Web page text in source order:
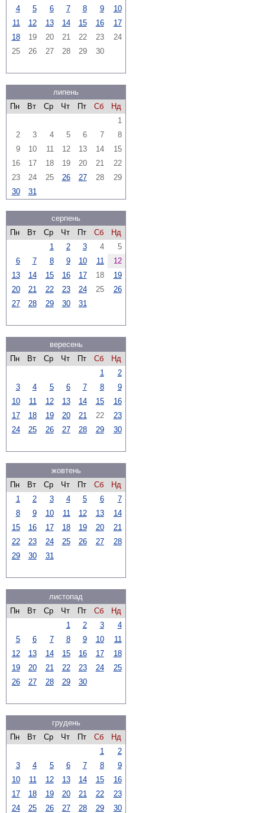
4
5 6 7 8 9
10
11
12 13 14 15 16
17
18
19 20 21 22 23
24
25
26 27 28 29 30
липень
Пн
Вт Ср Чт Пт Сб
Нд
1
2
3 4 5 6 7
8
9
10 11 12 13 14
15
16
17 18 19 20 21
22
23
24 25 26 27 28
29
30
31
серпень
Пн
Вт Ср Чт Пт Сб
Нд
1
2 3 4
5
6
7 8 9 10 11
12
13
14 15 16 17 18
19
20
21 22 23 24 25
26
27
28 29 30 31
вересень
Пн
Вт Ср Чт Пт Сб
Нд
1
2
3
4 5 6 7 8
9
10
11 12 13 14 15
16
17
18 19 20 21 22
23
24
25 26 27 28 29 30
жовтень
Пн
Вт Ср Чт Пт Сб
Нд
1
2 3 4 5 6
7
8
9 10 11 12 13
14
15
16 17 18 19 20
21
22
23 24 25 26 27
28
29
30 31
листопад
Пн
Вт Ср Чт Пт Сб
Нд
1
2 3
4
5
6 7 8 9 10
11
12
13 14 15 16 17
18
19
20 21 22 23 24
25
26
27 28 29 30
грудень
Пн
Вт Ср Чт Пт Сб
Нд
1
2
3
4 5 6 7 8
9
10
11 12 13 14 15
16
17
18 19 20 21 22
23
24
25 26 27 28 29 30